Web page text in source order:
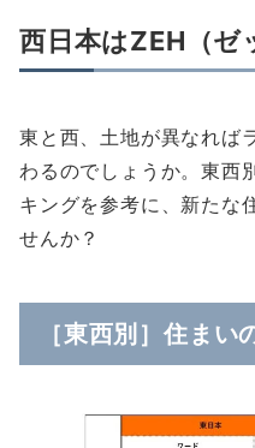
西日本はZEH（ゼ
東と西、土地が異なれば
わるのでしょうか。東西
キングを参考に、新たな
せんか？
［東西別］住まい